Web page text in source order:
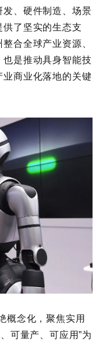
、硬件制造、场景
了坚实的生态支
合全球产业资源、
也是推动具身智能技
商业化落地的关键
概念化，聚焦实用
可量产、可应用”为